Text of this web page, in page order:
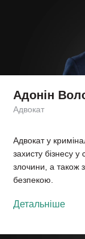
Адонін
Адвокат
Адвокат у
захисту бізнесу у
злочини, а також
безпекою.
Детальніше